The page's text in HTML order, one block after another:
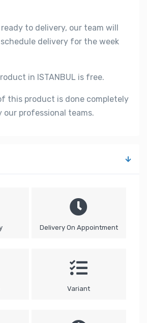
to delivery, our team will
delivery for the week
in ISTANBUL is free.
this product is done completely
our professional teams.
Delivery On Appointment
Variant